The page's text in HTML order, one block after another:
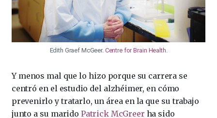
Edith Graef McGeer. Centre for Brain Health.
Y menos mal que lo hizo porque su carrera se
centró en el estudio del alzhéimer, en cómo
prevenirlo y tratarlo, un área en la que su trabajo
junto a su maridoPatrick McGreer ha sido